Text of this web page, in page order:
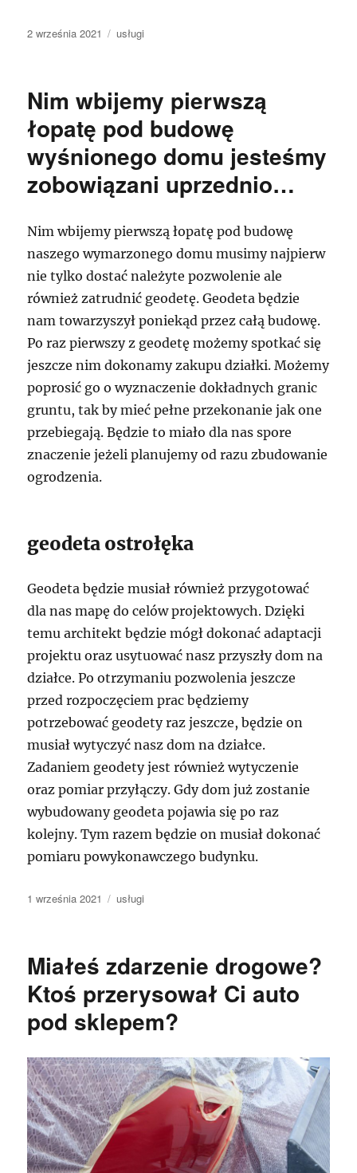
Data
2 września 2021 Kategorie
usługi
Nim wbijemy pierwszą
łopatę pod budowę
wyśnionego domu jesteśmy
zobowiązani uprzednio…
Nim wbijemy pierwszą łopatę pod budowę
naszego wymarzonego domu musimy najpierw
nie tylko dostać należyte pozwolenie ale
również zatrudnić geodetę. Geodeta będzie
nam towarzyszył poniekąd przez całą budowę.
Po raz pierwszy z geodetę możemy spotkać się
jeszcze nim dokonamy zakupu działki. Możemy
poprosić go o wyznaczenie dokładnych granic
gruntu, tak by mieć pełne przekonanie jak one
przebiegają. Będzie to miało dla nas spore
znaczenie jeżeli planujemy od razu zbudowanie
ogrodzenia.
geodeta ostrołęka
Geodeta będzie musiał również przygotować
dla nas mapę do celów projektowych. Dzięki
temu architekt będzie mógł dokonać adaptacji
projektu oraz usytuować nasz przyszły dom na
działce. Po otrzymaniu pozwolenia jeszcze
przed rozpoczęciem prac będziemy
potrzebować geodety raz jeszcze, będzie on
musiał wytyczyć nasz dom na działce.
Zadaniem geodety jest również wytyczenie
oraz pomiar przyłączy. Gdy dom już zostanie
wybudowany geodeta pojawia się po raz
kolejny. Tym razem będzie on musiał dokonać
pomiaru powykonawczego budynku.
Data
1 września 2021 Kategorie
usługi
Miałeś zdarzenie drogowe?
Ktoś przerysował Ci auto
pod sklepem?